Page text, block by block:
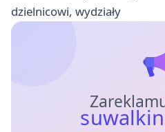
dzielnicowi, wydziały